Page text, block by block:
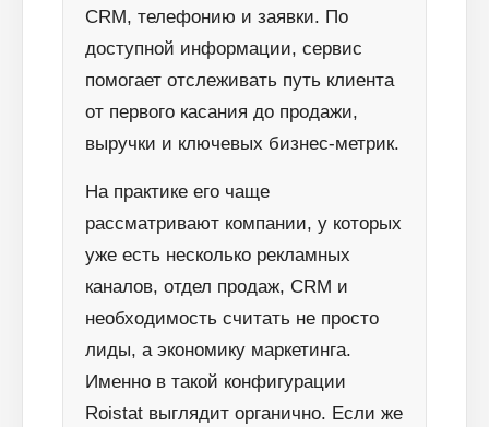
CRM, телефонию и заявки. По
доступной информации, сервис
помогает отслеживать путь клиента
от первого касания до продажи,
выручки и ключевых бизнес-метрик.
На практике его чаще
рассматривают компании, у которых
уже есть несколько рекламных
каналов, отдел продаж, CRM и
необходимость считать не просто
лиды, а экономику маркетинга.
Именно в такой конфигурации
Roistat выглядит органично. Если же